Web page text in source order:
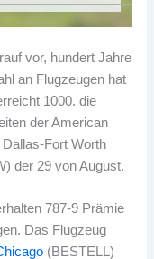
vor, hundert Jahre
an Flugzeugen hat
1000. die
der American
Fort Worth
der 29 von August.
787-9 Prämie
Das Flugzeug
(BESTELL)